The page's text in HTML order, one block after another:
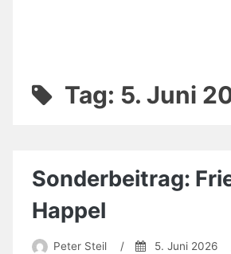
Tag: 5. Juni
Sonderbeitrag:
Happel
Peter Steil / 5. Juni 2026